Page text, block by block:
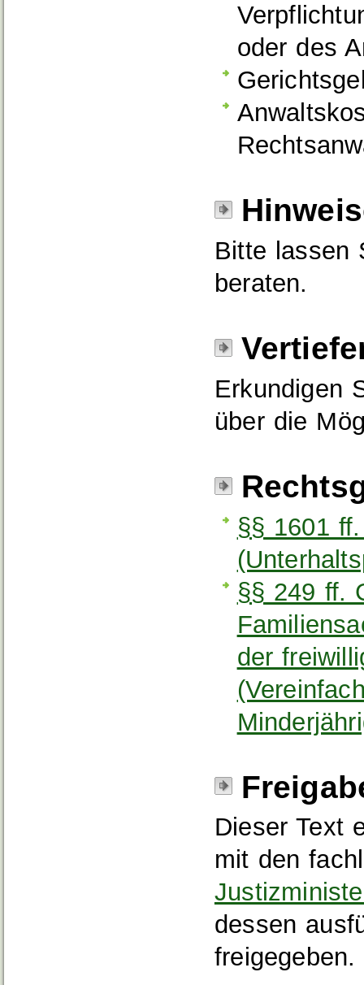
oder des
Bitte lassen
beraten.
Erkundigen
über die
§§ 1601
§§ 249 ff.
der
Dieser Text
mit den
dessen
freigegeben.